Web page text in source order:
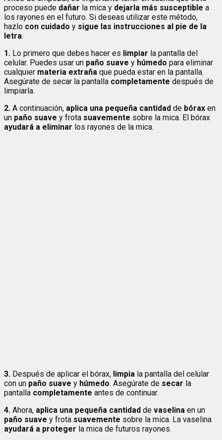
proceso puede dañar la mica y dejarla más susceptible a
los rayones en el futuro. Si deseas utilizar este método,
hazlo con cuidado y sigue las instrucciones al pie de la
letra.
1. Lo primero que debes hacer es limpiar la pantalla del
celular. Puedes usar un paño suave y húmedo para eliminar
cualquier materia extraña que pueda estar en la pantalla.
Asegúrate de secar la pantalla completamente después de
limpiarla.
2. A continuación, aplica una pequeña cantidad de bórax en
un paño suave y frota suavemente sobre la mica. El bórax
ayudará a eliminar los rayones de la mica.
3. Después de aplicar el bórax, limpia la pantalla del celular
con un paño suave y húmedo. Asegúrate de secar la
pantalla completamente antes de continuar.
4. Ahora, aplica una pequeña cantidad de vaselina en un
paño suave y frota suavemente sobre la mica. La vaselina
ayudará a proteger la mica de futuros rayones.